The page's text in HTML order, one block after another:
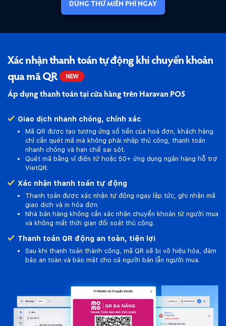
DÙNG THỬ MIỄN PHÍ NGAY
Xác nhận thanh toán tự động khi chuyển khoản
qua mã QR
NEW
Áp dụng thanh toán tại cửa hàng trên Haravan POS
Giao dịch nhanh chóng, chính xác
Mã QR được tạo tương ứng số tiền của hoá đơn, khách hàng
chỉ cần quét mã mà không phải nhập thủ công, thanh toán
nhanh chóng và hạn chế sai sót.
Quét mã bằng ví điện tử hoặc 50+ ứng dụng ngân hàng hỗ trợ
VietQR.
Xác nhận thanh toán tự động
Thanh toán được xác nhận tự động ngay lập tức, ghi nhận mã
giao dịch và in hóa đơn.
Nhà bán hàng không cần xác nhận chuyển khoản từ người mua
và không mất thời gian đối soát thủ công.
Thanh toán QR động an toàn, tiện lợi
Sau khi thanh toán thành công, mã QR sẽ bị vô hiệu hóa, đảm
bảo an toàn và bảo mật cho cả người bán lẫn người mua.